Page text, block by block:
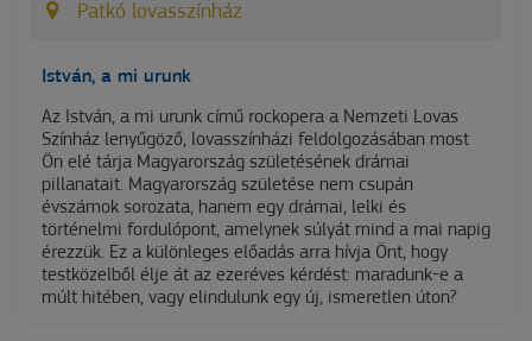
Patkó lovasszínház
István, a mi urunk
Az István, a mi urunk című rockopera a Nemzeti Lovas
Színház lenyűgöző, lovasszínházi feldolgozásában most
Ön elé tárja Magyarország születésének drámai
pillanatait. Magyarország születése nem csupán
évszámok sorozata, hanem egy drámai, lelki és
történelmi fordulópont, amelynek súlyát mind a mai napig
érezzük. Ez a különleges előadás arra hívja Önt, hogy
testközelből élje át az ezeréves kérdést: maradunk-e a
múlt hitében, vagy elindulunk egy új, ismeretlen úton?